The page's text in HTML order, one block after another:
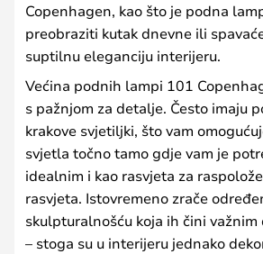
Copenhagen, kao što je podna
preobraziti kutak dnevne ili
suptilnu eleganciju interijeru.
Većina podnih lampi 101
s pažnjom za detalje. Često imaju
krakove svjetiljki, što vam
svjetla točno tamo gdje vam je
idealnim i kao rasvjeta za
rasvjeta. Istovremeno zrače
skulpturalnošću koja ih čini
– stoga su u interijeru jednako